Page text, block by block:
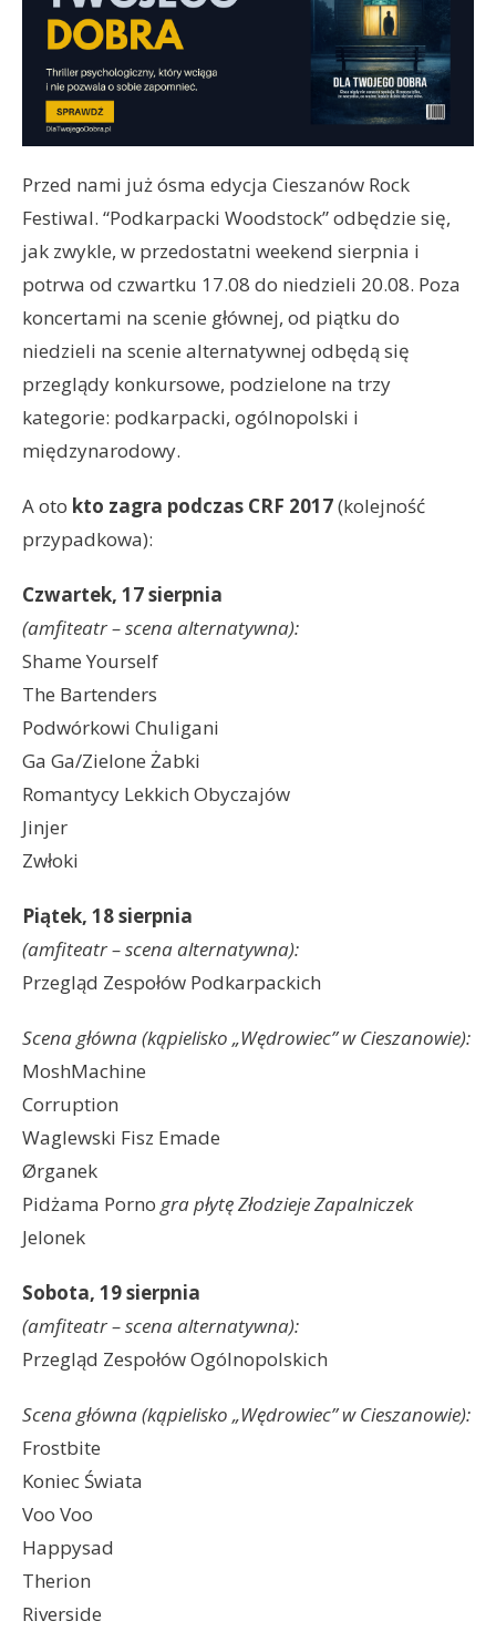
Przed nami już ósma edycja Cieszanów Rock
Festiwal. “Podkarpacki Woodstock” odbędzie się,
jak zwykle, w przedostatni weekend sierpnia i
potrwa od czwartku 17.08 do niedzieli 20.08. Poza
koncertami na scenie głównej, od piątku do
niedzieli na scenie alternatywnej odbędą się
przeglądy konkursowe, podzielone na trzy
kategorie: podkarpacki, ogólnopolski i
międzynarodowy.
A oto kto zagra podczas CRF 2017(kolejność
przypadkowa):
Czwartek, 17 sierpnia
(amfiteatr – scena alternatywna):
Shame Yourself
The Bartenders
Podwórkowi Chuligani
Ga Ga/Zielone Żabki
Romantycy Lekkich Obyczajów
Jinjer
Zwłoki
Piątek, 18 sierpnia
(amfiteatr – scena alternatywna):
Przegląd Zespołów Podkarpackich
Scena główna (kąpielisko „Wędrowiec” w Cieszanowie):
MoshMachine
Corruption
Waglewski Fisz Emade
Ørganek
Pidżama Porno gra płytę Złodzieje Zapalniczek
Jelonek
Sobota, 19 sierpnia
(amfiteatr – scena alternatywna):
Przegląd Zespołów Ogólnopolskich
Scena główna (kąpielisko „Wędrowiec” w Cieszanowie):
Frostbite
Koniec Świata
Voo Voo
Happysad
Therion
Riverside